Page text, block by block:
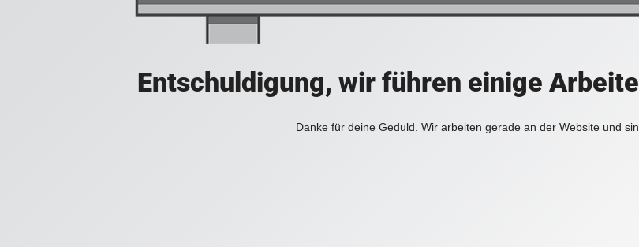
Entschuldigung, wir führen einige
Danke für deine Geduld. Wir arbeiten gerade an der Website und